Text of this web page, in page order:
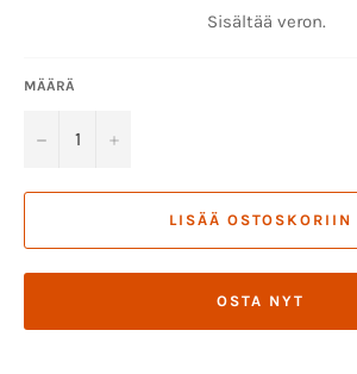
Sisältää veron.
MÄÄRÄ
− +
LISÄÄ OSTOSKORIIN
OSTA NYT